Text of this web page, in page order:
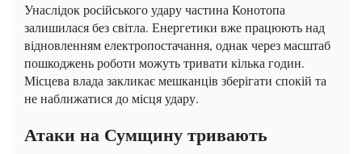
Унаслідок російського удару частина Конотопа
залишилася без світла. Енергетики вже працюють над
відновленням електропостачання, однак через масштаб
пошкоджень роботи можуть тривати кілька годин.
Місцева влада закликає мешканців зберігати спокій та
не наближатися до місця удару.
Атаки на Сумщину тривають